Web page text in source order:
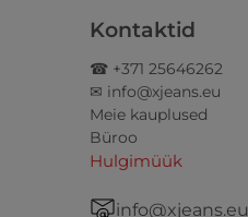
Kontaktid
☎ +371 25646262
✉ info@xjeans.eu
Meie kauplused
Büroo
Hulgimüük
info@xjeans.eu